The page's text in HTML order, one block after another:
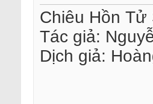
Chiêu Hồn Tử
Tác giả:
Dịch giả: